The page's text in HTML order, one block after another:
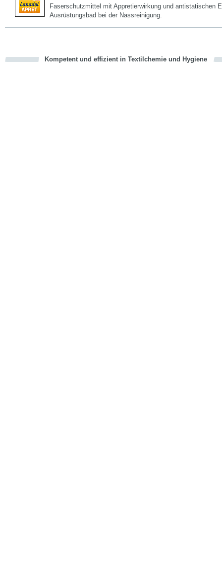
Faserschutzmittel mit Appretierwirkung und antistatischen
Ausrüstungsbad bei der Nassreinigung.
Kompetent und effizient in Textilchemie und Hygiene